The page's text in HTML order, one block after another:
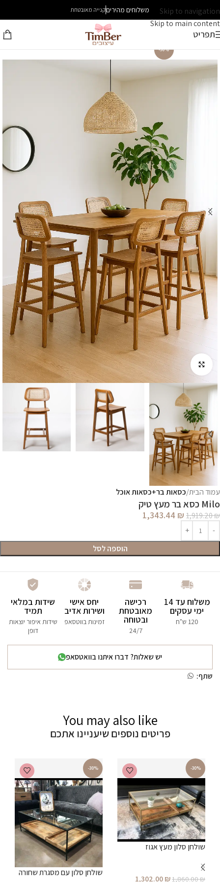
Skip to navigation
Skip to main content
משלוחים מהיריםקנייה מאובטחת
תפריט
עמוד הבית כסאות בר+כסאות אוכל
Milo כסא בר מעץ טיק
1,919.20₪
1,343.44 ₪
הוספה לסל
-30%
לחץ להגדלה
משלוח עד 14
ימי עסקים
120 ש"ח
רכישה
מאובטחת
ובטוחה
24/7
יחס אישי
ושירות אדיב
זמינות בווטסאפ
שידות במלאי
תמיד
שידות איפור יוצאות
דופן
יש שאלות? דברו איתנו בוואטסאפ
שתף:
You may also like
פריטים נוספים שיעניינו אתכם
-30%
שולחן סלון מעץ אגוז
1,860.00₪
1,302.00₪
-30%
שולחן סלון עם מסגרת שחורה